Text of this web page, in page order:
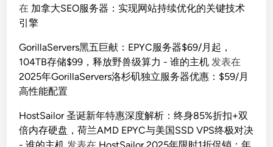
在 加拿大SEO服务器：实现网站持续优化的关键技术
引擎
GorillaServers黑五巨献：EPYC服务器$69/月起，
104TB存储$99，释放野兽级算力 - 谁的主机 发表在
2025年GorillaServers洛杉矶独立服务器优惠：$59/月
高性能配置
HostSailor 圣诞新年特惠深度解析：终身85%折扣+双
倍内存硬盘，荷兰AMD EPYC与美国SSD VPS终极对决
- 谁的主机 发表在 HostSailor 2025年限时1折促销：年